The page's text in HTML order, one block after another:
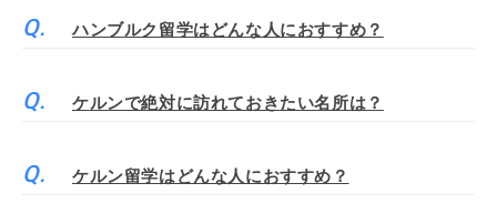
ハンブルク留学はどんな人におすすめ？
ケルンで絶対に訪れておきたい名所は？
ケルン留学はどんな人におすすめ？